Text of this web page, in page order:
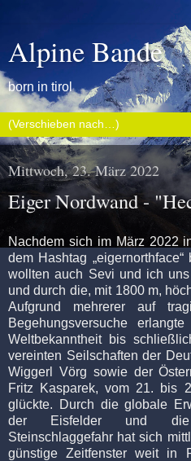
Alpine Bande
born in tirol
Mittwoch, 23. März 2022
Eiger Nordwand -
Nachdem sich im März 2022
dem Hashtag
wollten auch Sevi und ich
und durch die, mit 1800 m,
Aufgrund mehrerer auf
Begehungsversuche
Weltbekanntheit bis
vereinten Seilschaften der
Wiggerl Vörg sowie der
Fritz Kasparek, vom 21. bis
glückte. Durch die globale
der Eisfelder und die
Steinschlaggefahr hat sich
günstige Zeitfenster weit in